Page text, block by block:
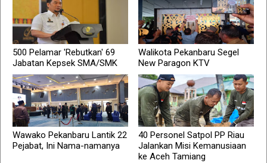
500 Pelamar 'Rebutkan' 69
Jabatan Kepsek SMA/SMK
Walikota Pekanbaru Segel
New Paragon KTV
Wawako Pekanbaru Lantik 22
Pejabat, Ini Nama-namanya
40 Personel Satpol PP Riau
Jalankan Misi Kemanusiaan
ke Aceh Tamiang